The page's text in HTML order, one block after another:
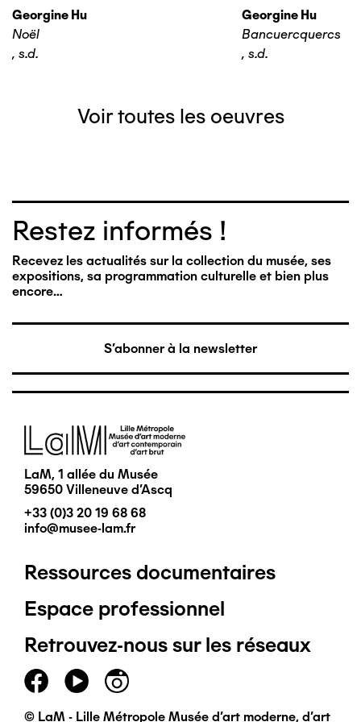
Georgine Hu
Noël
, s.d.
Georgine Hu
Bancuercquercs
, s.d.
Voir toutes les oeuvres
Restez informés !
Recevez les actualités sur la collection du musée, ses
expositions, sa programmation culturelle et bien plus
encore…
S'abonner à la newsletter
Image
LaM, 1 allée du Musée
59650 Villeneuve d'Ascq
+33 (0)3 20 19 68 68
info@musee-lam.fr
Pied
de
page
principal
Ressources documentaires
Espace professionnel
Retrouvez-nous sur les réseaux
© LaM - Lille Métropole Musée d'art moderne, d'art